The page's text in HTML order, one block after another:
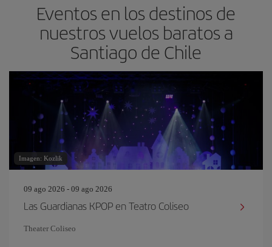
Eventos en los destinos de
nuestros vuelos baratos a
Santiago de Chile
Imagen: Kozlik
09 ago 2026 - 09 ago 2026
Las Guardianas KPOP en Teatro Coliseo
Theater Coliseo